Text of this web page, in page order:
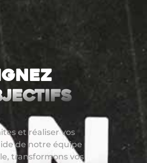
et réaliser vos
de notre équipe
transformons vos